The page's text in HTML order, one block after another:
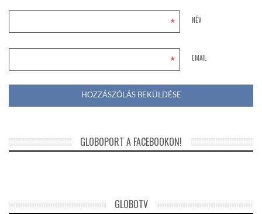
NÉV
*
EMAIL
*
GLOBOPORT A FACEBOOKON!
GLOBOTV